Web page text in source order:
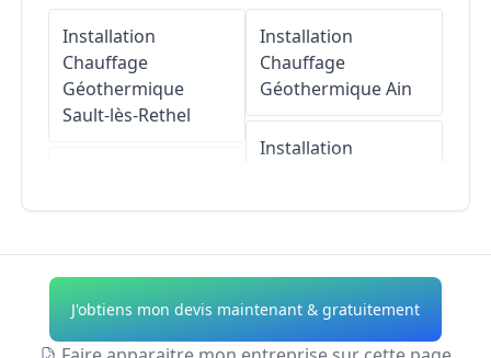
Installation
Chauffage
Géothermique
Sault-lès-Rethel
Bertoncourt
Installation
Chauffage
Installation
Chauffage
GéothermiqueAin
Installation
Chauffage
GéothermiqueAllier
J'obtiens mon devis maintenant & gratuitement